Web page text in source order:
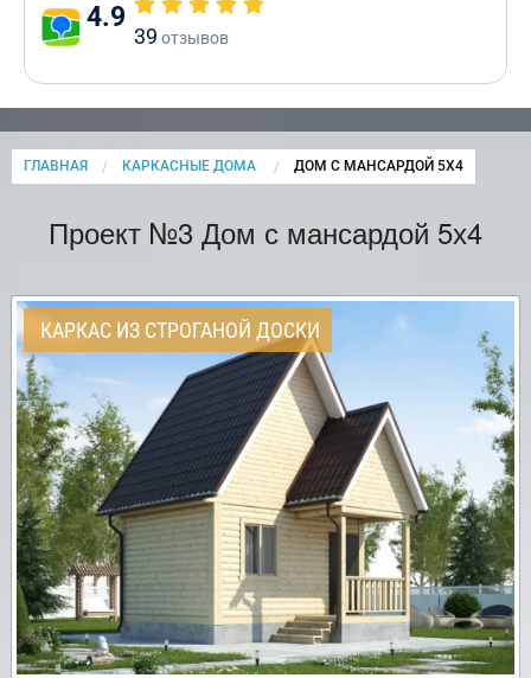
4.9
39 отзывов
ГЛАВНАЯ КАРКАСНЫЕ ДОМА CURRENT:
ДОМ С МАНСАРДОЙ 5Х4
Проект №3 Дом с мансардой 5х4
КАРКАС ИЗ СТРОГАНОЙ ДОСКИ